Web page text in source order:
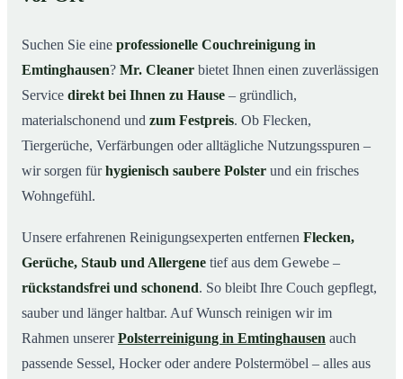
Emtinghausen
So läuft Ihre Couchreinigung in Emtinghausen ab
05 Couchreinigung in Emtinghausen & Umgebung
06Jetzt Angebot einholen
So wird Ihre Couch in Emtinghausen gründlich
gereinigt
Suchen Sie eine professionelle Couchreinigung in
Emtinghausen? Mr. Cleaner bietet Ihnen einen zuverlässigen
Service direkt bei Ihnen zu Hause – gründlich,
materialschonend und zum Festpreis. Ob Flecken,
Tiergerüche, Verfärbungen oder alltägliche Nutzungsspuren –
wir sorgen fürhygienisch saubere Polster und ein frisches
Wohngefühl.
Unsere erfahrenen Reinigungsexperten entfernen Flecken,
Gerüche, Staub und Allergene tief aus dem Gewebe –
rückstandsfrei und schonend. So bleibt Ihre Couch gepflegt,
sauber und länger haltbar. Auf Wunsch reinigen wir im
Rahmen unsererPolsterreinigung in Emtinghausen auch
passende Sessel, Hocker oder andere Polstermöbel – alles aus